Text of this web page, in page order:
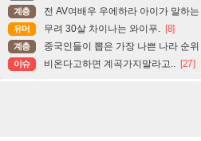
계층 전 AV여배우 우에하라 아이가 말하
유머 무려 30살 차이나는 와이푸. [8]
계층 중국인들이 뽑은 가장 나쁜 나라 순위
이슈 비온다고하면 계곡가지말라고.. [27]